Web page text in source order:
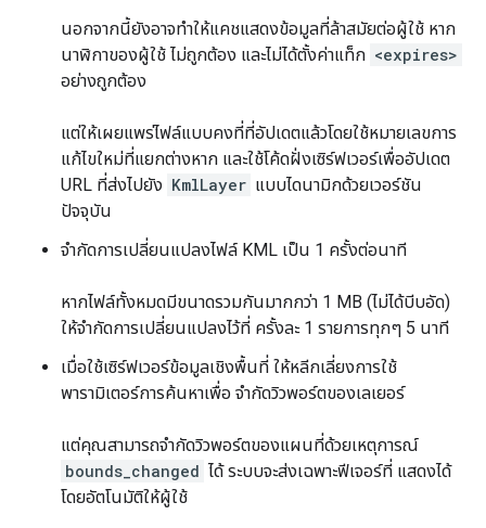
นอกจากนี้ยังอาจทำให้แคชแสดงข้อมูลที่ล้าสมัยต่อผู้ใช้ หาก
นาฬิกาของผู้ใช้ ไม่ถูกต้อง และไม่ได้ตั้งค่าแท็ก <expires>
อย่างถูกต้อง
แต่ให้เผยแพร่ไฟล์แบบคงที่ที่อัปเดตแล้วโดยใช้หมายเลขการ
แก้ไขใหม่ที่แยกต่างหาก และใช้โค้ดฝั่งเซิร์ฟเวอร์เพื่ออัปเดต
URL ที่ส่งไปยัง KmlLayer แบบไดนามิกด้วยเวอร์ชัน
ปัจจุบัน
จำกัดการเปลี่ยนแปลงไฟล์ KML เป็น 1 ครั้งต่อนาที
หากไฟล์ทั้งหมดมีขนาดรวมกันมากกว่า 1 MB (ไม่ได้บีบอัด)
ให้จำกัดการเปลี่ยนแปลงไว้ที่ ครั้งละ 1 รายการทุกๆ 5 นาที
เมื่อใช้เซิร์ฟเวอร์ข้อมูลเชิงพื้นที่ ให้หลีกเลี่ยงการใช้
พารามิเตอร์การค้นหาเพื่อ จำกัดวิวพอร์ตของเลเยอร์
แต่คุณสามารถจำกัดวิวพอร์ตของแผนที่ด้วยเหตุการณ์
bounds_changed ได้ ระบบจะส่งเฉพาะฟีเจอร์ที่ แสดงได้
โดยอัตโนมัติให้ผู้ใช้